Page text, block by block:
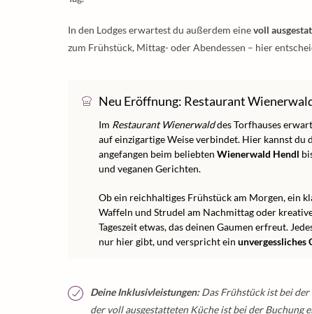
In den Lodges erwartest du außerdem einevoll
zum Frühstück, Mittag- oder Abendessen – hier
Neu Eröffnung: Restaurant
Im Restaurant Wienerwalddes Torfhauses
auf einzigartige Weise verbindet. Hier kannst du
angefangen beim beliebten Wienerwald Hendl
und veganen Gerichten.
Ob ein reichhaltiges Frühstück am Morgen, ein
Waffeln und Strudel am Nachmittag oder
Tageszeit etwas, das deinen Gaumen erfreut.
nur hier gibt, und verspricht ein unvergessliches
Deine Inklusivleistungen:Das Frühstück ist bei der
der voll ausgestatteten Küche ist bei der Buchung